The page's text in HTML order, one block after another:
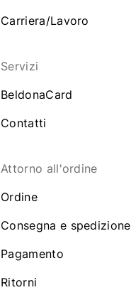
Carriera/Lavoro
Servizi
BeldonaCard
Contatti
Attorno all'ordine
Ordine
Consegna e spedizione
Pagamento
Ritorni